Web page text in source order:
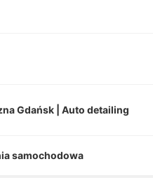
Gdańsk | Auto detailing
samochodowa